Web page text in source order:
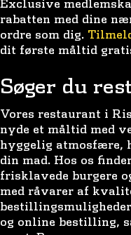
rabatten med dine
ordre som dig.
dit første måltid
Søger du
Vores restaurant i
nyde et måltid med
hyggelig atmosfære,
din mad. Hos os
frisklavede burgere
med råvarer af
og online bestilling,